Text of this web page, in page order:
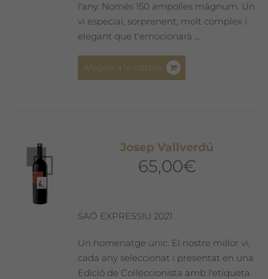
l'any. Només 150 ampolles màgnum. Un
vi especial, sorprenent, molt complex i
elegant que t'emocionarà ...
Afegeix a la cistella
Josep Vallverdú
65,00€
SAÓ EXPRESSIU 2021
Un homenatge únic. El nostre millor vi,
cada any seleccionat i presentat en una
Edició de Col·leccionista amb l'etiqueta